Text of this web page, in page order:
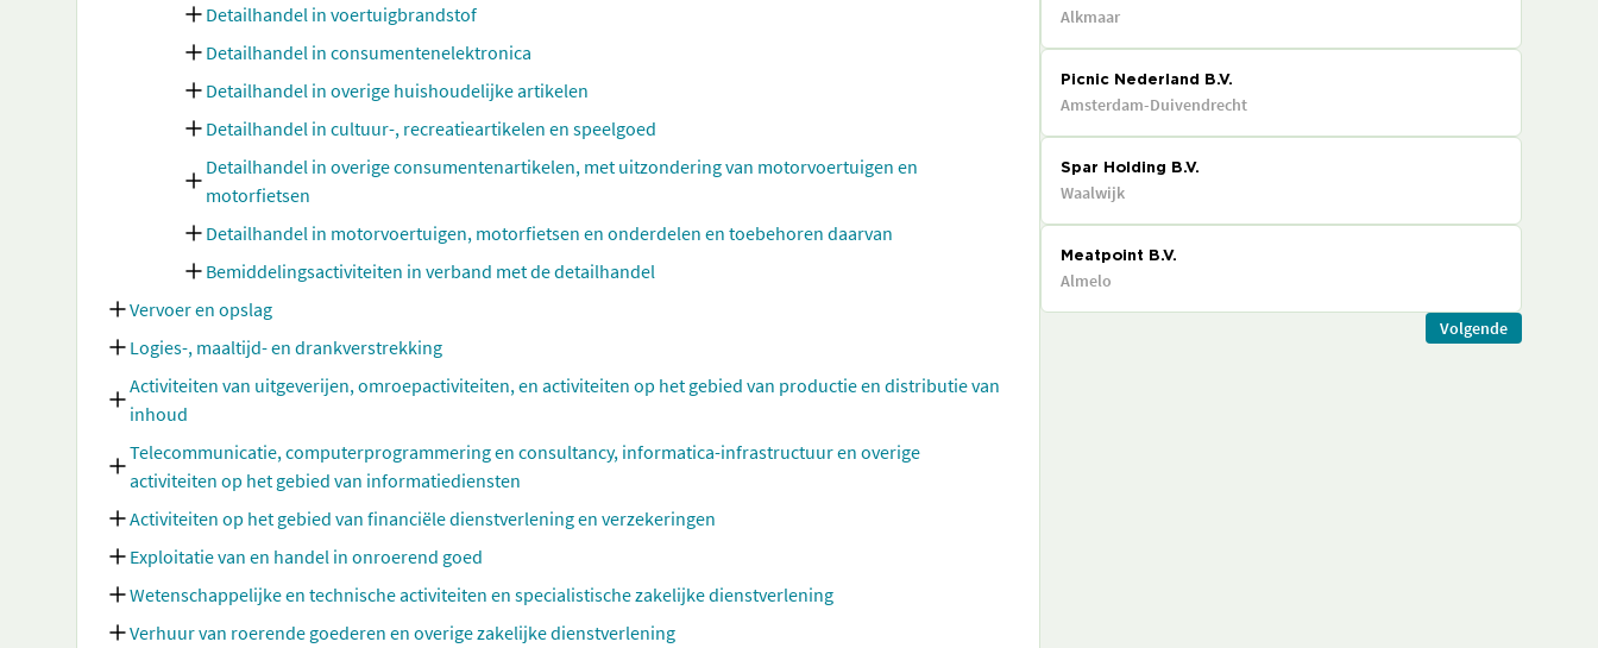
Detailhandel in voertuigbrandstof
Detailhandel in consumentenelektronica
Detailhandel in overige huishoudelijke artikelen
Detailhandel in cultuur-, recreatieartikelen en speelgoed
Detailhandel in overige consumentenartikelen, met uitzondering van motorvoertuigen en
motorfietsen
Detailhandel in motorvoertuigen, motorfietsen en onderdelen en toebehoren daarvan
Bemiddelingsactiviteiten in verband met de detailhandel
Vervoer en opslag
Logies-, maaltijd- en drankverstrekking
Activiteiten van uitgeverijen, omroepactiviteiten, en activiteiten op het gebied van productie en distributie van
inhoud
Telecommunicatie, computerprogrammering en consultancy, informatica-infrastructuur en overige
activiteiten op het gebied van informatiediensten
Activiteiten op het gebied van financiële dienstverlening en verzekeringen
Exploitatie van en handel in onroerend goed
Wetenschappelijke en technische activiteiten en specialistische zakelijke dienstverlening
Verhuur van roerende goederen en overige zakelijke dienstverlening
Alkmaar
Picnic Nederland B.V.
Amsterdam-Duivendrecht
Spar Holding B.V.
Waalwijk
Meatpoint B.V.
Almelo
Volgende